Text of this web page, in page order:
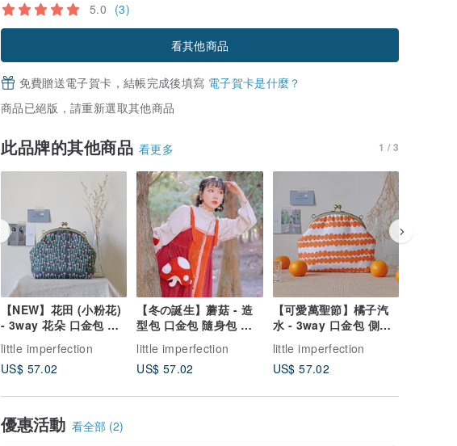
5.0 (3)
看其他商品
免費贈送電子賀卡，結帳完成後填寫 電子賀卡是什麼？
商品已絕版，請重新選取其他商品
此品牌的其他商品 看更多 1 / 3
【NEW】花田 (小粉花)
- 3way 花朵 口金包 側
little imperfection
US$ 57.02
【冬の誕生】蘑菇 - 造
型包 口金包 隨身包 側
little imperfection
US$ 57.02
【可愛萬聖節】橘子汽
水 - 3way 口金包 側背
little imperfection
US$ 57.02
優惠活動 看全部 (2)